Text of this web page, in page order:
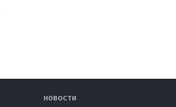
НОВОСТИ